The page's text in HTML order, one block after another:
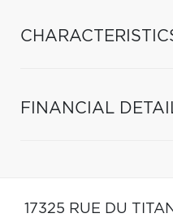
FINANCIAL
17325 RUE DU